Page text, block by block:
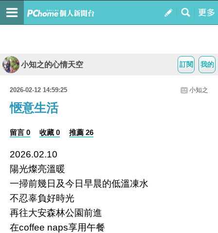
我的
訂閱
小知之的心情天空
2026-02-12 14:59:25 小知之
愜意生活
留言 0 收藏 0 推薦 26
2026.02.10
陽光燦亮溫暖
一掃前幾日及今日早晨的低溫凍水
不忍辜負好時光
再往大安森林公園前進
在coffee naps享用午餐